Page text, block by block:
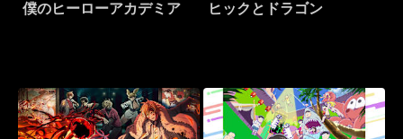
僕のヒーローアカデミア ヒックとドラゴン